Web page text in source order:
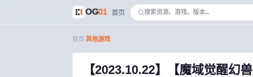
OG01 首页
首页 其他游戏
【2023.10.22】【魔域觉醒幻